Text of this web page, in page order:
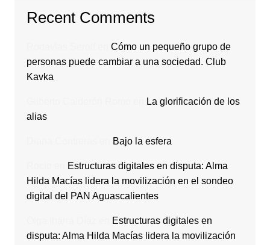
Recent Comments
Cómo un pequeño grupo de
personas puede cambiar a una sociedad. Club
Kavka
La glorificación de los
alias
Bajo la esfera
Estructuras digitales en disputa: Alma
Hilda Macías lidera la movilización en el sondeo
digital del PAN Aguascalientes
Estructuras digitales en
disputa: Alma Hilda Macías lidera la movilización